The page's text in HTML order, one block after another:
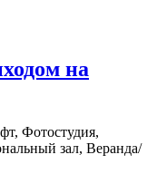
на
Фотостудия,
зал, Веранда/